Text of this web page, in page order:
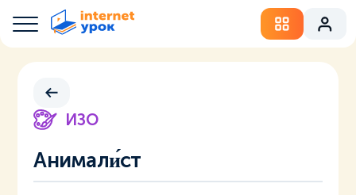
ИЗО
Анимали́ст